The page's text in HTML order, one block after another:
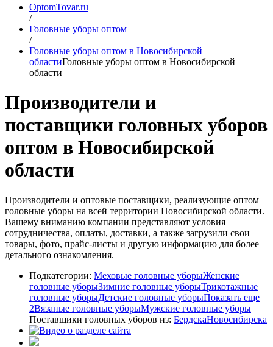
OptomTovar.ru
/
Головные уборы оптом
/
Головные уборы оптом в Новосибирской
областиГоловные уборы оптом в Новосибирской
области
Производители и
поставщики головных уборов
оптом в Новосибирской
области
Производители и оптовые поставщики, реализующие оптом
головные уборы на всей территории Новосибирской области.
Вашему вниманию компании представляют условия
сотрудничества, оплаты, доставки, а также загрузили свои
товары, фото, прайс-листы и другую информацию для более
детального ознакомления.
Подкатегории: Меховые головные уборыЖенские
головные уборыЗимние головные уборыТрикотажные
головные уборыДетские головные уборыПоказать еще
2Вязаные головные уборыМужские головные уборы
Поставщики головных уборов из: БердскаНовосибирска